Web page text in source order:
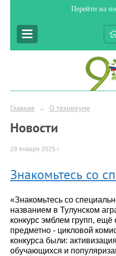
Перейти на
Главная → О техникуме
Новости
29 января 2025 г.
Знакомьтесь со
«Знакомьтесь со
названием в Тулунском
конкурс эмблем групп,
предметно - цикловой
конкурса были:
обучающихся и